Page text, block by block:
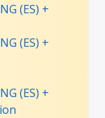
(ES) +
(ES) +
(ES) +